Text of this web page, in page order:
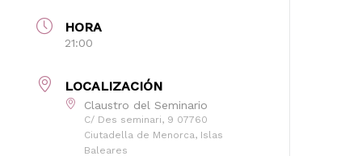
HORA
21:00
LOCALIZACIÓN
Claustro del Seminario
C/ Des seminari, 9 07760
Ciutadella de Menorca, Islas
Baleares